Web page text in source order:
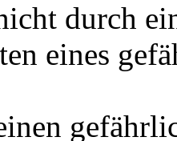
durch
eines